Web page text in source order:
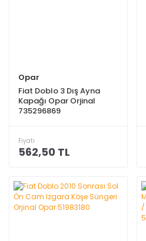
Opar
Fiat Doblo 3 Dış Ayna
Kapağı Opar Orjinal
735296869
Fiyatı
562,50 TL